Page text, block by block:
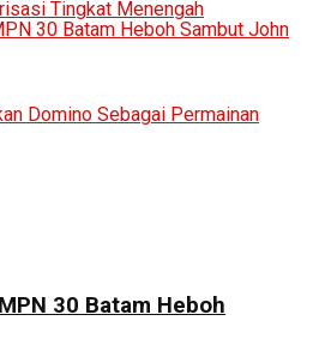
30 Batam Heboh